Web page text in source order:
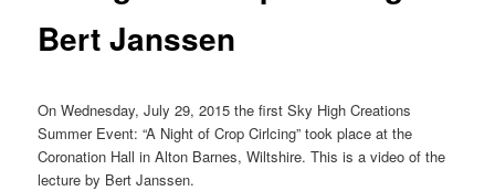
Bert Janssen
On Wednesday, July 29, 2015 the first Sky High Creations
Summer Event: “A Night of Crop Cirlcing” took place at the
Coronation Hall in Alton Barnes, Wiltshire. This is a video of the
lecture by Bert Janssen.